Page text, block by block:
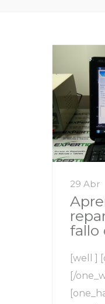
29 Abr
fallo
[well ]
[/